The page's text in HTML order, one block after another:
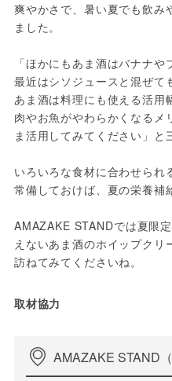
爽やかさで、暑い夏でも飲み
ました。
「ほかにもあま酒はバナナや
最近はシソジュースと混ぜて
あま酒は料理にも使える活用
肉やお魚がやわらかくなるメ
ま活用してみてください」と
いろいろな食材に合わせられ
常備しておけば、夏の栄養補
AMAZAKE STANDでは夏限
えないあま酒のホイップクリ
訪ねてみてくださいね。
取材協力
AMAZAKE STAND